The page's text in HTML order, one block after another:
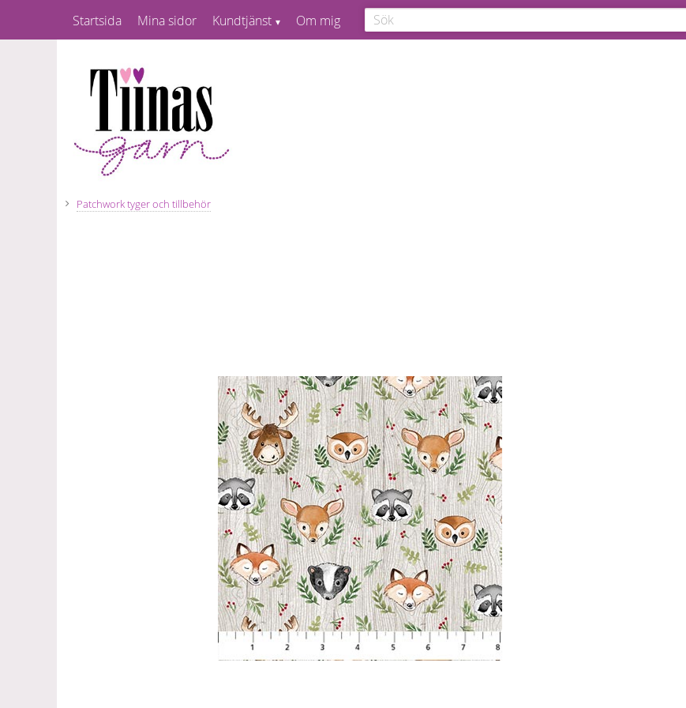
Startsida Mina sidor Kundtjänst Om mig
Patchwork tyger och tillbehör